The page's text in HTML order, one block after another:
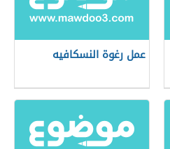
عمل رغوة النسكافيه